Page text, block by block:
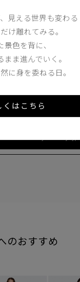
51kgRecommended
のおすすめ
見える世界も変わる
け離れてみる。
景色を背に、
まま進んでいく。
に身を委ねる日。
くはこちら